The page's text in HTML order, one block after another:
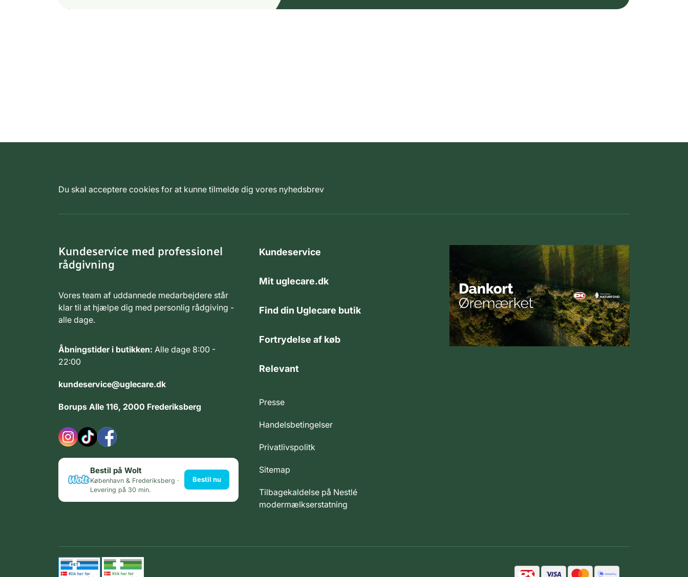
Du skal acceptere cookies for at kunne tilmelde dig vores nyhedsbrev
Kundeservice med professionel
rådgivning
Vores team af uddannede medarbejdere står
klar til at hjælpe dig med personlig rådgiving -
alle dage.
Åbningstider i butikken: Alle dage 8:00 -
22:00
kundeservice@uglecare.dk
Borups Alle 116, 2000 Frederiksberg
Bestil på Wolt
København & Frederiksberg ·
Levering på 30 min.
Bestil nu
Kundeservice
Mit uglecare.dk
Find din Uglecare butik
Fortrydelse af køb
Relevant
Presse
Handelsbetingelser
Privatlivspolitk
Sitemap
Tilbagekaldelse på Nestlé
modermælkserstatning